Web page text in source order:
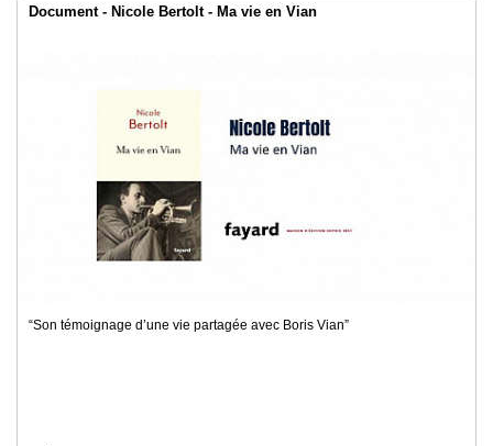
Document - Nicole Bertolt - Ma vie en Vian
“Son témoignage d’une vie partagée avec Boris Vian”